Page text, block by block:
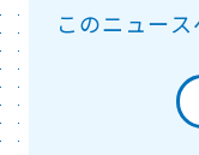
このニュー